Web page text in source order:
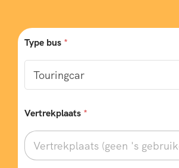
Type bus *
Vertrekplaats *